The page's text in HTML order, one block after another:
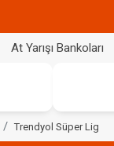
At Yarışı Bankoları
Trendyol Süper Lig